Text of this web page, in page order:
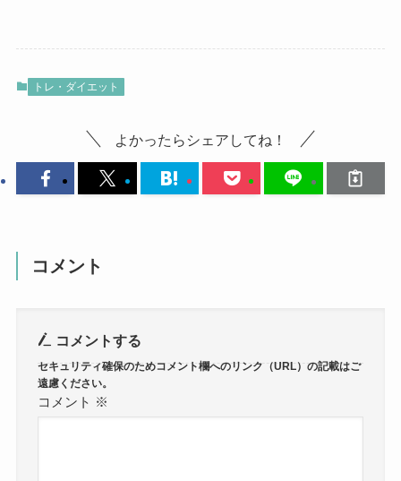
トレ・ダイエット
よかったらシェアしてね！
コメント
コメントする
コメント ※